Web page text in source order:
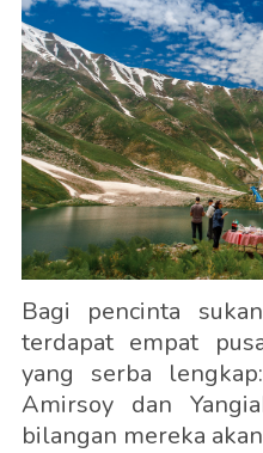
Bagi pencinta
terdapat empat
yang serba
Amirsoy dan
bilangan mereka